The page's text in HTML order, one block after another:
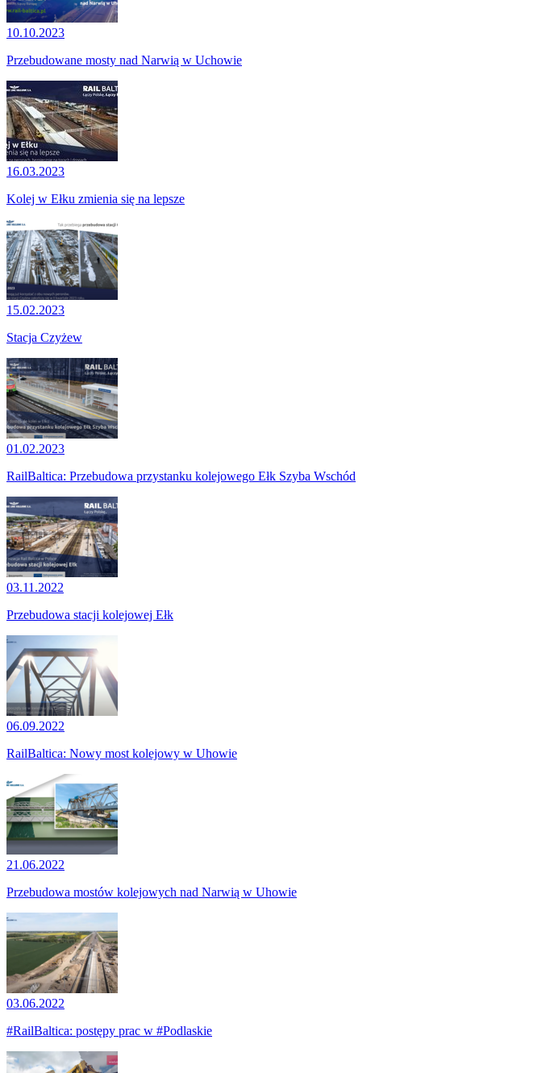
10.10.2023
Przebudowane mosty nad Narwią w Uchowie
16.03.2023
Kolej w Ełku zmienia się na lepsze
15.02.2023
Stacja Czyżew
01.02.2023
RailBaltica: Przebudowa przystanku kolejowego Ełk Szyba Wschód
03.11.2022
Przebudowa stacji kolejowej Ełk
06.09.2022
RailBaltica: Nowy most kolejowy w Uhowie
21.06.2022
Przebudowa mostów kolejowych nad Narwią w Uhowie
03.06.2022
#RailBaltica: postępy prac w #Podlaskie